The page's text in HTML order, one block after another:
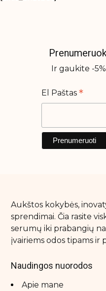
Ir gaukite -
El Paštas *
Aukštos kokybės,
sprendimai. Čia rasite
serumų iki prabangių
įvairiems odos tipams ir
Naudingos nuorodos
Apie mane